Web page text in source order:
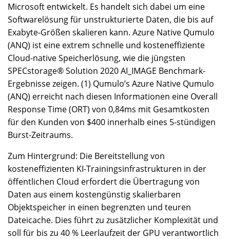
Microsoft entwickelt. Es handelt sich dabei um eine
Softwarelösung für unstrukturierte Daten, die bis auf
Exabyte-Größen skalieren kann. Azure Native Qumulo
(ANQ) ist eine extrem schnelle und kosteneffiziente
Cloud-native Speicherlösung, wie die jüngsten
SPECstorage® Solution 2020 AI_IMAGE Benchmark-
Ergebnisse zeigen. (1) Qumulo’s Azure Native Qumulo
(ANQ) erreicht nach diesen Informationen eine Overall
Response Time (ORT) von 0,84ms mit Gesamtkosten
für den Kunden von $400 innerhalb eines 5-stündigen
Burst-Zeitraums.
Zum Hintergrund: Die Bereitstellung von
kosteneffizienten KI-Trainingsinfrastrukturen in der
öffentlichen Cloud erfordert die Übertragung von
Daten aus einem kostengünstig skalierbaren
Objektspeicher in einen begrenzten und teuren
Dateicache. Dies führt zu zusätzlicher Komplexität und
soll für bis zu 40 % Leerlaufzeit der GPU verantwortlich